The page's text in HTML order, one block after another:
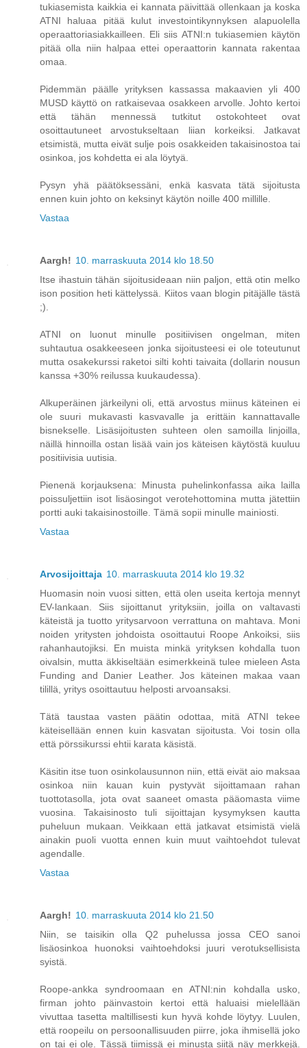
tukiasemista kaikkia ei kannata päivittää ollenkaan ja koska
ATNI haluaa pitää kulut investointikynnyksen alapuolella
operaattoriasiakkailleen. Eli siis ATNI:n tukiasemien käytön
pitää olla niin halpaa ettei operaattorin kannata rakentaa
omaa.
Pidemmän päälle yrityksen kassassa makaavien yli 400
MUSD käyttö on ratkaisevaa osakkeen arvolle. Johto kertoi
että tähän mennessä tutkitut ostokohteet ovat
osoittautuneet arvostukseltaan liian korkeiksi. Jatkavat
etsimistä, mutta eivät sulje pois osakkeiden takaisinostoa tai
osinkoa, jos kohdetta ei ala löytyä.
Pysyn yhä päätöksessäni, enkä kasvata tätä sijoitusta
ennen kuin johto on keksinyt käytön noille 400 millille.
Vastaa
Aargh! 10. marraskuuta 2014 klo 18.50
Itse ihastuin tähän sijoitusideaan niin paljon, että otin melko
ison position heti kättelyssä. Kiitos vaan blogin pitäjälle tästä
;).
ATNI on luonut minulle positiivisen ongelman, miten
suhtautua osakkeeseen jonka sijoitusteesi ei ole toteutunut
mutta osakekurssi raketoi silti kohti taivaita (dollarin nousun
kanssa +30% reilussa kuukaudessa).
Alkuperäinen järkeilyni oli, että arvostus miinus käteinen ei
ole suuri mukavasti kasvavalle ja erittäin kannattavalle
bisnekselle. Lisäsijoitusten suhteen olen samoilla linjoilla,
näillä hinnoilla ostan lisää vain jos käteisen käytöstä kuuluu
positiivisia uutisia.
Pienenä korjauksena: Minusta puhelinkonfassa aika lailla
poissuljettiin isot lisäosingot verotehottomina mutta jätettiin
portti auki takaisinostoille. Tämä sopii minulle mainiosti.
Vastaa
Arvosijoittaja 10. marraskuuta 2014 klo 19.32
Huomasin noin vuosi sitten, että olen useita kertoja mennyt
EV-lankaan. Siis sijoittanut yrityksiin, joilla on valtavasti
käteistä ja tuotto yritysarvoon verrattuna on mahtava. Moni
noiden yritysten johdoista osoittautui Roope Ankoiksi, siis
rahanhautojiksi. En muista minkä yrityksen kohdalla tuon
oivalsin, mutta äkkiseltään esimerkkeinä tulee mieleen Asta
Funding and Danier Leather. Jos käteinen makaa vaan
tilillä, yritys osoittautuu helposti arvoansaksi.
Tätä taustaa vasten päätin odottaa, mitä ATNI tekee
käteisellään ennen kuin kasvatan sijoitusta. Voi tosin olla
että pörssikurssi ehtii karata käsistä.
Käsitin itse tuon osinkolausunnon niin, että eivät aio maksaa
osinkoa niin kauan kuin pystyvät sijoittamaan rahan
tuottotasolla, jota ovat saaneet omasta pääomasta viime
vuosina. Takaisinosto tuli sijoittajan kysymyksen kautta
puheluun mukaan. Veikkaan että jatkavat etsimistä vielä
ainakin puoli vuotta ennen kuin muut vaihtoehdot tulevat
agendalle.
Vastaa
Aargh! 10. marraskuuta 2014 klo 21.50
Niin, se taisikin olla Q2 puhelussa jossa CEO sanoi
lisäosinkoa huonoksi vaihtoehdoksi juuri verotuksellisista
syistä.
Roope-ankka syndroomaan en ATNI:nin kohdalla usko,
firman johto päinvastoin kertoi että haluaisi mielellään
vivuttaa tasetta maltillisesti kun hyvä kohde löytyy. Luulen,
että roopeilu on persoonallisuuden piirre, joka ihmisellä joko
on tai ei ole. Tässä tiimissä ei minusta siitä näy merkkejä.